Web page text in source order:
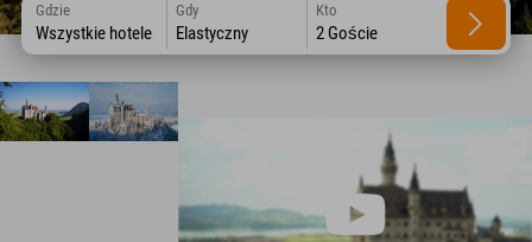
Gdzie
Wszystkie hotele
Gdy
Elastyczny
Kto
2 Goście